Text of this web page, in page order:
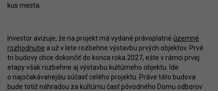
kus mesta.
Investor avizuje, že na projekt má vydané právoplatné územné
rozhodnutie a už v lete rozbehne výstavbu prvých objektov. Prvé
tri budovy chce dokončiť do konca roka 2027, ešte v rámci prvej
etapy však rozbehne aj výstavbu kultúrneho objektu. Ide
o najočakávanejšiu súčasť celého projektu. Práve táto budova
bude totiž náhradou za kultúrnu časť pôvodného Domu odborov